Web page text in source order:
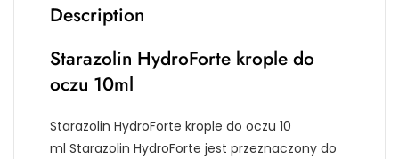
Description
Starazolin HydroForte krople do
oczu 10ml
Starazolin HydroForte krople do oczu 10
ml Starazolin HydroForte jest przeznaczony do